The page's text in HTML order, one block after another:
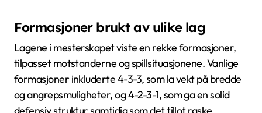
Formasjoner brukt av ulike lag
Lagene i mesterskapet viste en rekke formasjoner,
tilpasset motstanderne og spillsituasjonene. Vanlige
formasjoner inkluderte 4-3-3, som la vekt på bredde
og angrepsmuligheter, og 4-2-3-1, som ga en solid